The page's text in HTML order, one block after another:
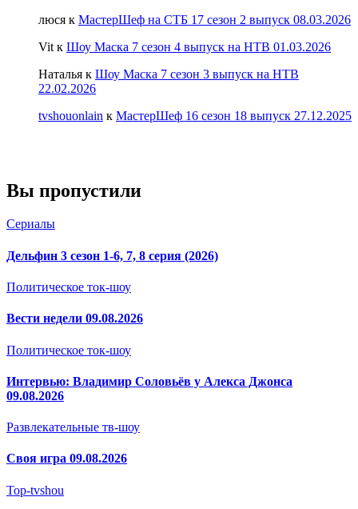
люся к МастерШеф на СТБ 17 сезон 2 выпуск 08.03.2026
Vit к Шоу Маска 7 сезон 4 выпуск на НТВ 01.03.2026
Наталья к Шоу Маска 7 сезон 3 выпуск на НТВ
22.02.2026
tvshouonlain к МастерШеф 16 сезон 18 выпуск 27.12.2025
Вы пропустили
Сериалы
Дельфин 3 сезон 1-6, 7, 8 серия (2026)
Политическое ток-шоу
Вести недели 09.08.2026
Политическое ток-шоу
Интервью: Владимир Соловьёв у Алекса Джонса
09.08.2026
Развлекательные тв-шоу
Своя игра 09.08.2026
Top-tvshou